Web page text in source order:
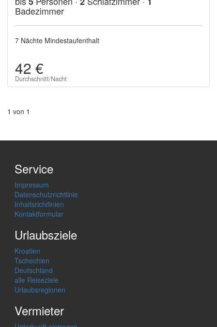
Badezimmer
7 Nächte Mindestaufenthalt
42 €
Durchschnitt/Nacht
1 von 1
Service
Impressum
Datenschutzrichtlinie
Inhaltsrichtlinien
Kontaktformular
Urlaubsziele
Kroatien
Tschechien
Deutschland
alle Reiseziele
Urlaubsregionen
Vermieter